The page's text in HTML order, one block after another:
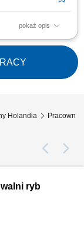
pokaż opis
bez
jakości owoców
klienta w
pracy w dziale
Holandia Pracownik
ryb